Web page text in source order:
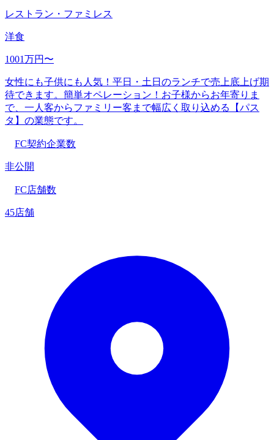
レストラン・ファミレス
洋食
1001万円〜
女性にも子供にも人気！平日・土日のランチで売上底上げ期
待できます。簡単オペレーション！お子様からお年寄りま
で、一人客からファミリー客まで幅広く取り込める【パス
タ】の業態です。
FC契約企業数
非公開
FC店舗数
45店舗